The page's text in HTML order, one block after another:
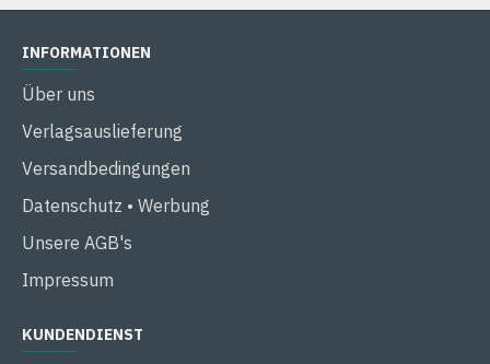
INFORMATIONEN
Über uns
Verlagsauslieferung
Versandbedingungen
Datenschutz • Werbung
Unsere AGB's
Impressum
KUNDENDIENST